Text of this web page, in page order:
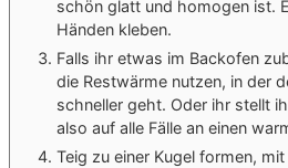
schön glatt und homogen ist.
Händen kleben.
Falls ihr etwas im Backofen
die Restwärme nutzen, in der
schneller geht. Oder ihr stellt
also auf alle Fälle an einen
Teig zu einer Kugel formen,